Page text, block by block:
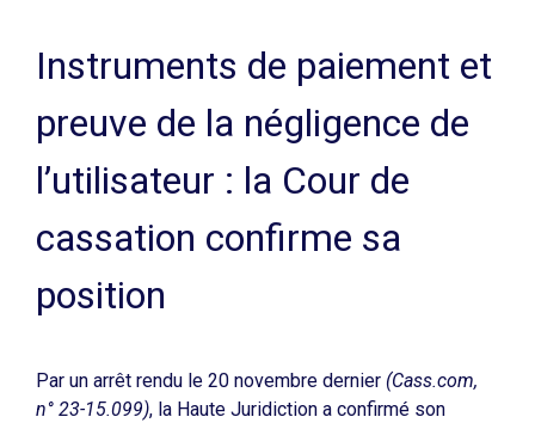
Instruments de paiement et
preuve de la négligence de
l’utilisateur : la Cour de
cassation confirme sa
position
Par un arrêt rendu le 20 novembre dernier (Cass.com,
n° 23-15.099), la Haute Juridiction a confirmé son